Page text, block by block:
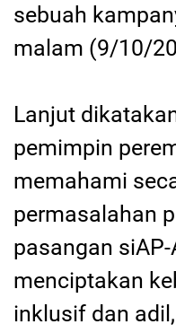
sebuah
malam (9/10/
Lanjut
pemimpin
memahami
permasalahan
pasangan
menciptakan
inklusif dan